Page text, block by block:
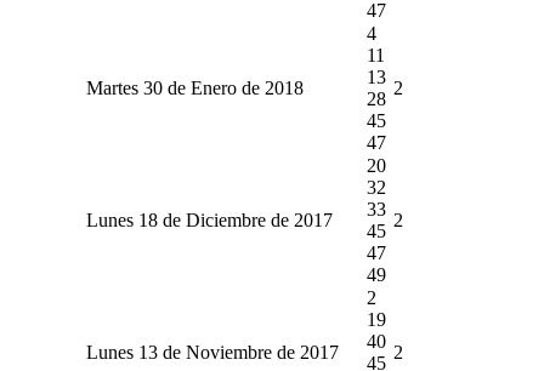
47
Martes 30 de Enero de 2018
4
11
13
28
45
47
2
Lunes 18 de Diciembre de 2017
20
32
33
45
47
49
2
Lunes 13 de Noviembre de 2017
2
19
40
45
2